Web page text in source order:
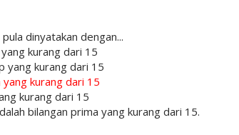
dinyatakan dengan...
kurang dari 15
yang kurang dari 15
kurang dari 15
kurang dari 15
bilangan prima yang kurang dari 15.